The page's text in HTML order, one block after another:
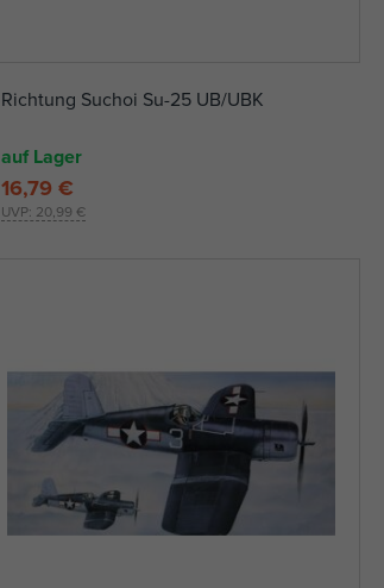
Richtung Suchoi Su-25 UB/UBK
auf Lager
UVP: 20,99 €
16,79 €